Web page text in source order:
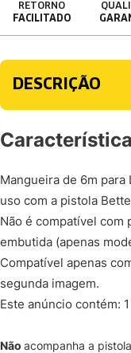
RETORNO
FACILITADO
DESCRIÇÃO
Mangueira de 6m para
uso com a pistola
Não é compatível com
embutida (apenas
Compatível apenas
segunda imagem.
Este anúncio contém:
Não acompanha a